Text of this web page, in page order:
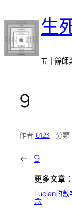
至
主
要
內
生
五十餘師
9
作者:0123 分類:
← 9
更多文章：
Lucian的數
念